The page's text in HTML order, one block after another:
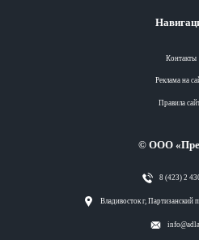
Контакты
Реклама на
Правила
© ООО
8 (423) 2
Владивосток г,